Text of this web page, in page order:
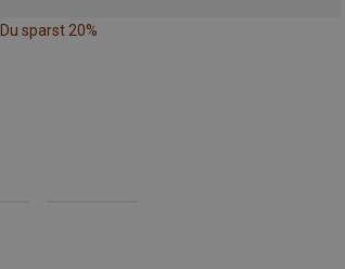
Du sparst 20%